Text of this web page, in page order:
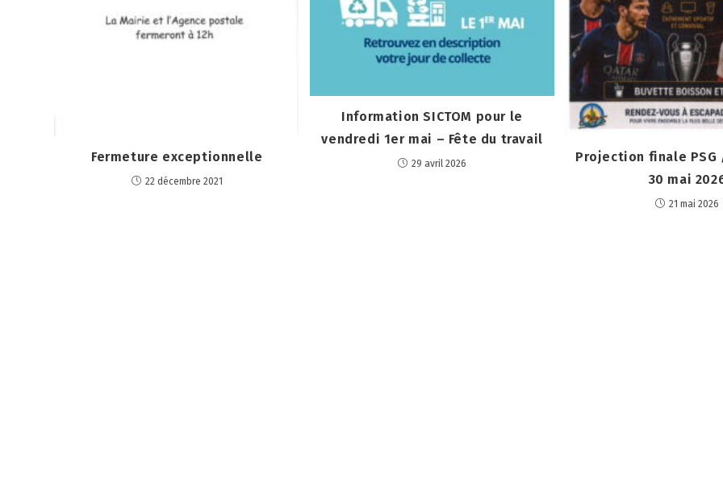
Fermeture exceptionnelle
22 décembre 2021
Information SICTOM pour le
vendredi 1er mai – Fête du travail
29 avril 2026
Projection finale PSG /
30 mai
21 mai 2026